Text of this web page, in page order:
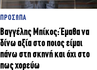
ΠΡΟΣΩΠΑ
Βαγγέλης Μπίκος: Έμαθα να
δίνω αξία στο ποιος είμαι
πάνω στη σκηνή και όχι στο
πως χορεύω